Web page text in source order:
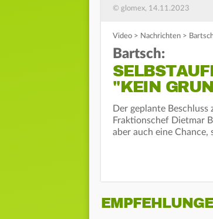
© glomex, 14.11.2023
Video > Nachrichten >
Bartsch:
"KEIN
Der geplante
Fraktionschef Dietmar
aber auch eine